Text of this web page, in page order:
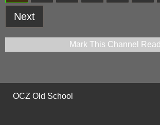
Next
Mark This Channel Read
OCZ Old School